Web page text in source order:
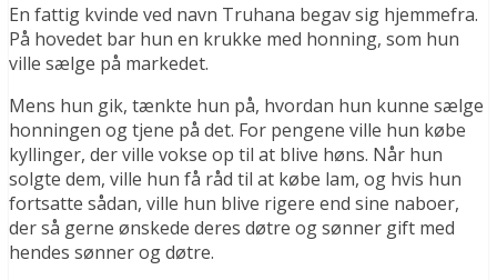
En fattig kvinde ved navn Truhana begav sig hjemmefra.
På hovedet bar hun en krukke med honning, som hun
ville sælge på markedet.
Mens hun gik, tænkte hun på, hvordan hun kunne sælge
honningen og tjene på det. For pengene ville hun købe
kyllinger, der ville vokse op til at blive høns. Når hun
solgte dem, ville hun få råd til at købe lam, og hvis hun
fortsatte sådan, ville hun blive rigere end sine naboer,
der så gerne ønskede deres døtre og sønner gift med
hendes sønner og døtre.